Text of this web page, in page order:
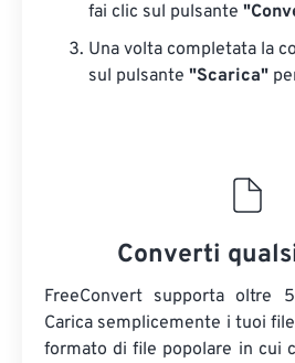
fai clic sul pulsante
Una volta completata la
sul pulsante "Scarica"
Converti
FreeConvert supporta oltre
Carica semplicemente i tuoi
formato di file popolare in cui